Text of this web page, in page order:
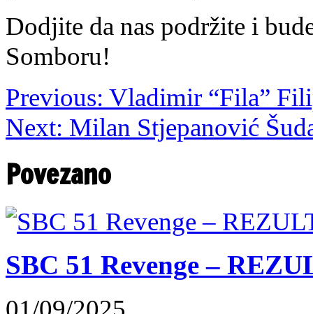
Dodjite da nas podržite i
Somboru!
Previous: Vladimir “Fila”
Next: Milan Stjepanović
Povezano
SBC 51 Revenge –